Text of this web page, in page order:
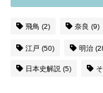
飛鳥 (2) 奈良 (9)
江戸 (50) 明治
日本史解説 (5)